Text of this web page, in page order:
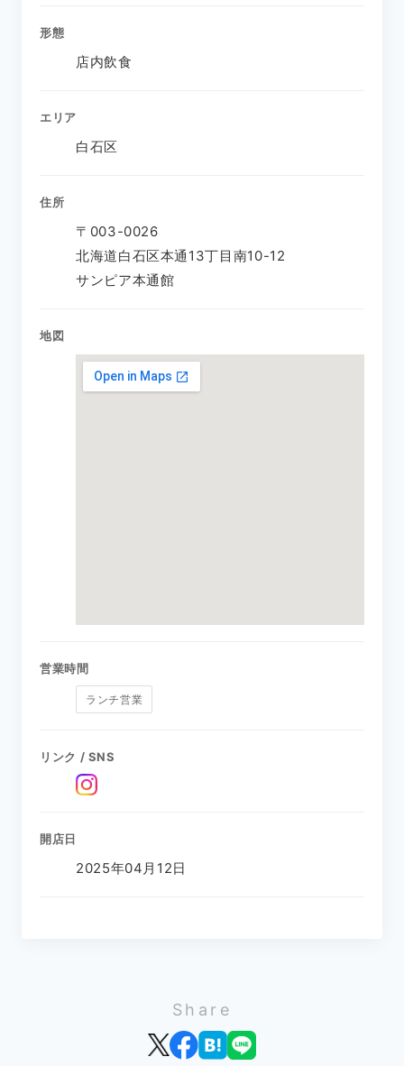
形態
店内飲食
エリア
白石区
住所
〒003-0026
北海道白石区本通13丁目南10-12
サンピア本通館
地図
営業時間
ランチ営業
リンク / SNS
開店日
2025年04月12日
Share